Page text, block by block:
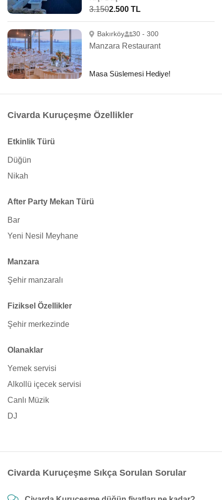
3.1502.500 TL
Bakırköy 30 - 300
Manzara Restaurant
Masa Süslemesi Hediye!
Civarda Kuruçeşme Özellikler
Etkinlik Türü
Düğün
Nikah
After Party Mekan Türü
Bar
Yeni Nesil Meyhane
Manzara
Şehir manzaralı
Fiziksel Özellikler
Şehir merkezinde
Olanaklar
Yemek servisi
Alkollü içecek servisi
Canlı Müzik
DJ
Civarda Kuruçeşme Sıkça Sorulan Sorular